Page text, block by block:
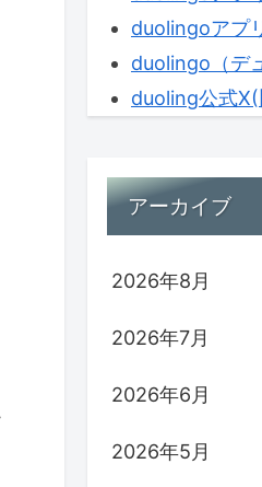
duolingoアプ
duolingo（デ
duoling公式
アーカイブ
2026年8月
2026年7月
2026年6月
2026年5月